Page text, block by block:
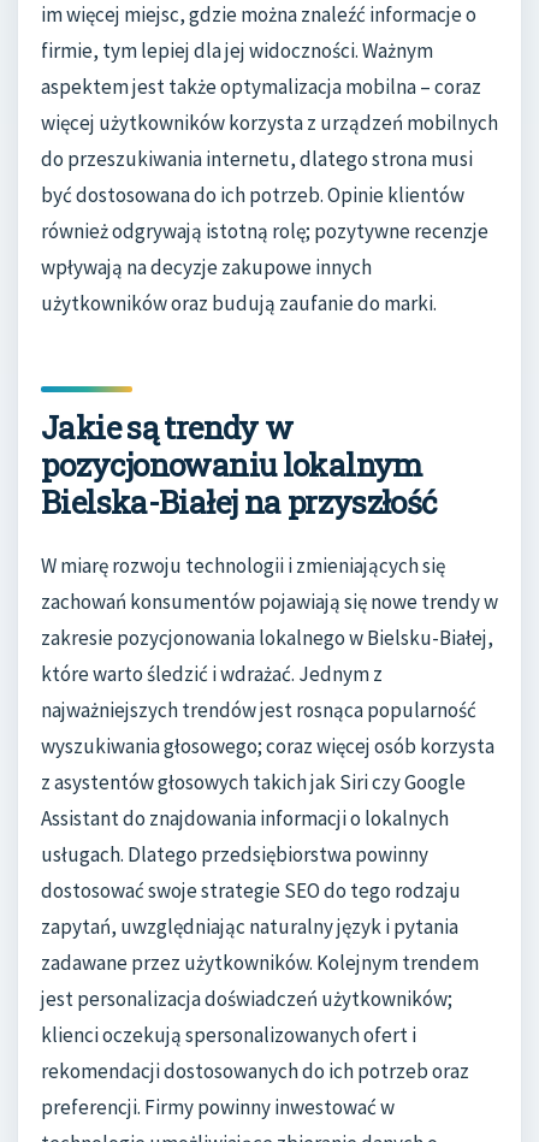
im więcej miejsc, gdzie można znaleźć informacje o
firmie, tym lepiej dla jej widoczności. Ważnym
aspektem jest także optymalizacja mobilna – coraz
więcej użytkowników korzysta z urządzeń mobilnych
do przeszukiwania internetu, dlatego strona musi
być dostosowana do ich potrzeb. Opinie klientów
również odgrywają istotną rolę; pozytywne recenzje
wpływają na decyzje zakupowe innych
użytkowników oraz budują zaufanie do marki.
Jakie są trendy w
pozycjonowaniu lokalnym
Bielska-Białej na przyszłość
W miarę rozwoju technologii i zmieniających się
zachowań konsumentów pojawiają się nowe trendy w
zakresie pozycjonowania lokalnego w Bielsku-Białej,
które warto śledzić i wdrażać. Jednym z
najważniejszych trendów jest rosnąca popularność
wyszukiwania głosowego; coraz więcej osób korzysta
z asystentów głosowych takich jak Siri czy Google
Assistant do znajdowania informacji o lokalnych
usługach. Dlatego przedsiębiorstwa powinny
dostosować swoje strategie SEO do tego rodzaju
zapytań, uwzględniając naturalny język i pytania
zadawane przez użytkowników. Kolejnym trendem
jest personalizacja doświadczeń użytkowników;
klienci oczekują spersonalizowanych ofert i
rekomendacji dostosowanych do ich potrzeb oraz
preferencji. Firmy powinny inwestować w